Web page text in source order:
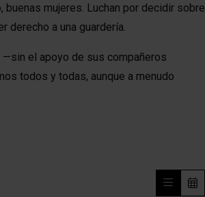
mujeres. Luchan por decidir sobre
derecho a una guardería.
—sin el apoyo de sus compañeros
todos y todas, aunque a menudo